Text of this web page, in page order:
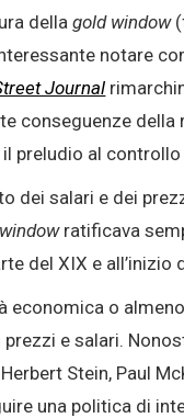
dellagold window
interessante notare
Journal
conseguenze
preludio al
dei salari e dei
ratificava
del XIX e all’inizio
economica o
e salari.
Stein, Paul
una politica di